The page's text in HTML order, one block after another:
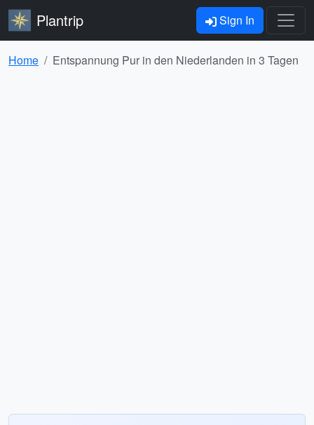
Plantrip Sign In
Home Entspannung Pur in den Niederlanden in 3 Tagen